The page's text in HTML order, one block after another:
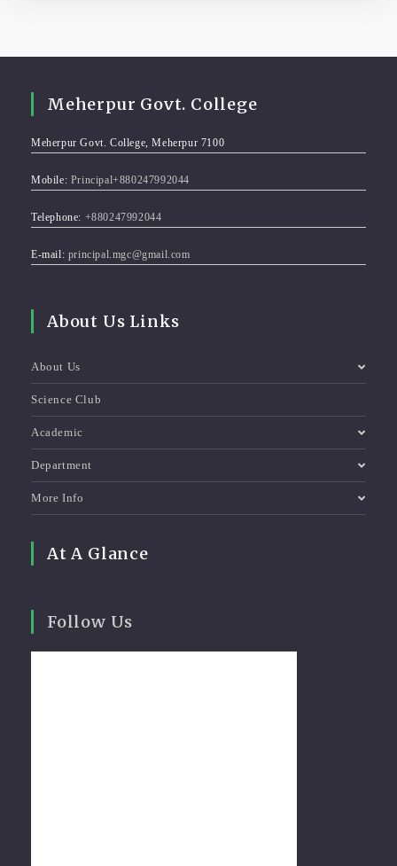
Meherpur Govt. College
Meherpur Govt. College, Meherpur 7100
Mobile: Principal+880247992044
Telephone: +880247992044
E-mail: principal.mgc@gmail.com
About Us Links
About Us
Science Club
Academic
Department
More Info
At A Glance
Follow Us